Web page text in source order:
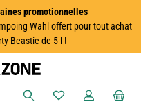
promotionnelles
Wahl offert pour tout achat
Beastie de 5 l !
Vous avez 0